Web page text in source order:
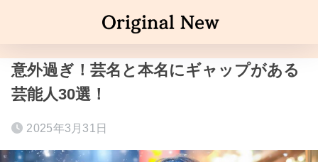
意外過ぎ！芸名と本名にギャップがある
芸能人30選！
2025年3月31日